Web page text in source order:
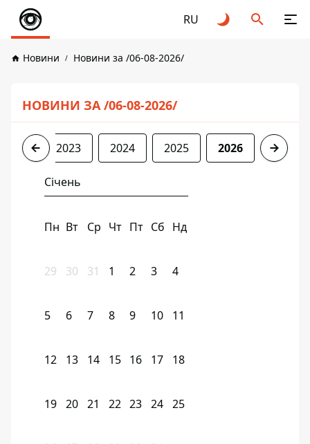
RU
Новини Новини за /06-08-2026/
НОВИНИ ЗА /06-08-2026/
2022 2023 2024 2025 2026
Січень
Пн Вт Ср Чт Пт Сб Нд
29 30 31 1 2 3 4
5 6 7 8 9 10 11
12 13 14 15 16 17 18
19 20 21 22 23 24 25